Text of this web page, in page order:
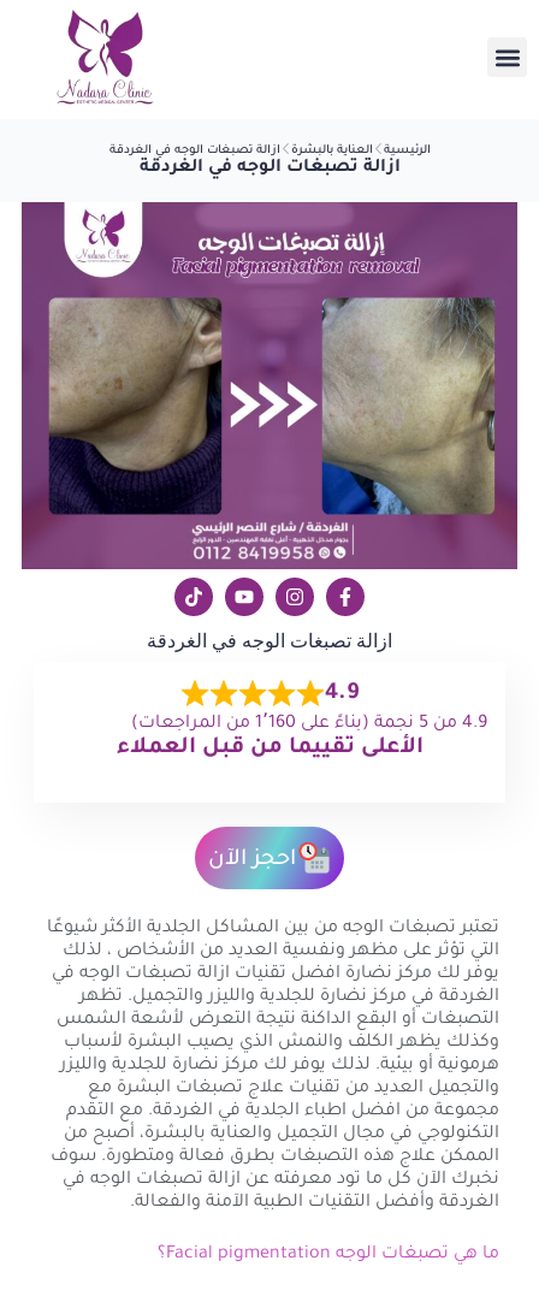
الرئيسية العناية بالبشرة ازالة تصبغات الوجه في الغردقة
ازالة تصبغات الوجه في الغردقة
ازالة تصبغات الوجه في الغردقة
4.9
4.9 من 5 نجمة (بناءً على 1٬160 من المراجعات)
الأعلى تقييما من قبل العملاء
احجز الآن
تعتبر تصبغات الوجه من بين المشاكل الجلدية الأكثر شيوعًا
التي تؤثر على مظهر ونفسية العديد من الأشخاص ، لذلك
يوفر لك مركز نضارة افضل تقنيات ازالة تصبغات الوجه في
الغردقة في مركز نضارة للجلدية والليزر والتجميل. تظهر
التصبغات أو البقع الداكنة نتيجة التعرض لأشعة الشمس
وكذلك يظهر الكلف والنمش الذي يصيب البشرة لأسباب
هرمونية أو بيئية. لذلك يوفر لك مركز نضارة للجلدية والليزر
والتجميل العديد من تقنيات علاج تصبغات البشرة مع
مجموعة من افضل اطباء الجلدية في الغردقة. مع التقدم
التكنولوجي في مجال التجميل والعناية بالبشرة، أصبح من
الممكن علاج هذه التصبغات بطرق فعالة ومتطورة. سوف
نخبرك الآن كل ما تود معرفته عن ازالة تصبغات الوجه في
الغردقة وأفضل التقنيات الطبية الآمنة والفعالة.
ما هي تصبغات الوجه Facial pigmentation؟